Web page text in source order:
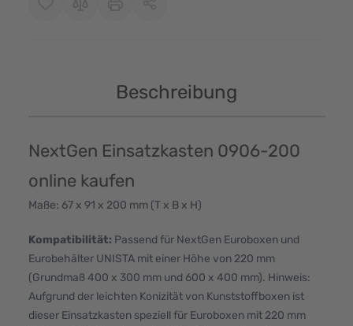
Beschreibung
NextGen Einsatzkasten 0906-200
online kaufen
Maße: 67 x 91 x 200 mm (T x B x H)
Kompatibilität: Passend für NextGen Euroboxen und
Eurobehälter UNISTA mit einer Höhe von 220 mm
(Grundmaß 400 x 300 mm und 600 x 400 mm). Hinweis:
Aufgrund der leichten Konizität von Kunststoffboxen ist
dieser Einsatzkasten speziell für Euroboxen mit 220 mm